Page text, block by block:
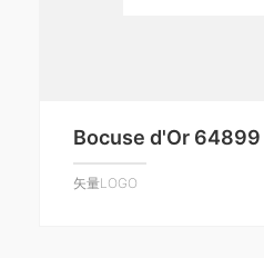
Bocuse d'Or 64899
矢量LOGO